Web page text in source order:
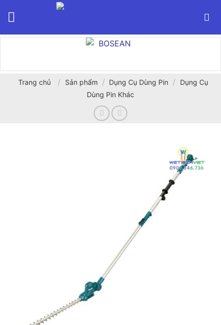
Trang chủ / Sản phẩm / Dụng Cụ Dùng Pin /
Dụng Cụ
Dùng Pin Khác